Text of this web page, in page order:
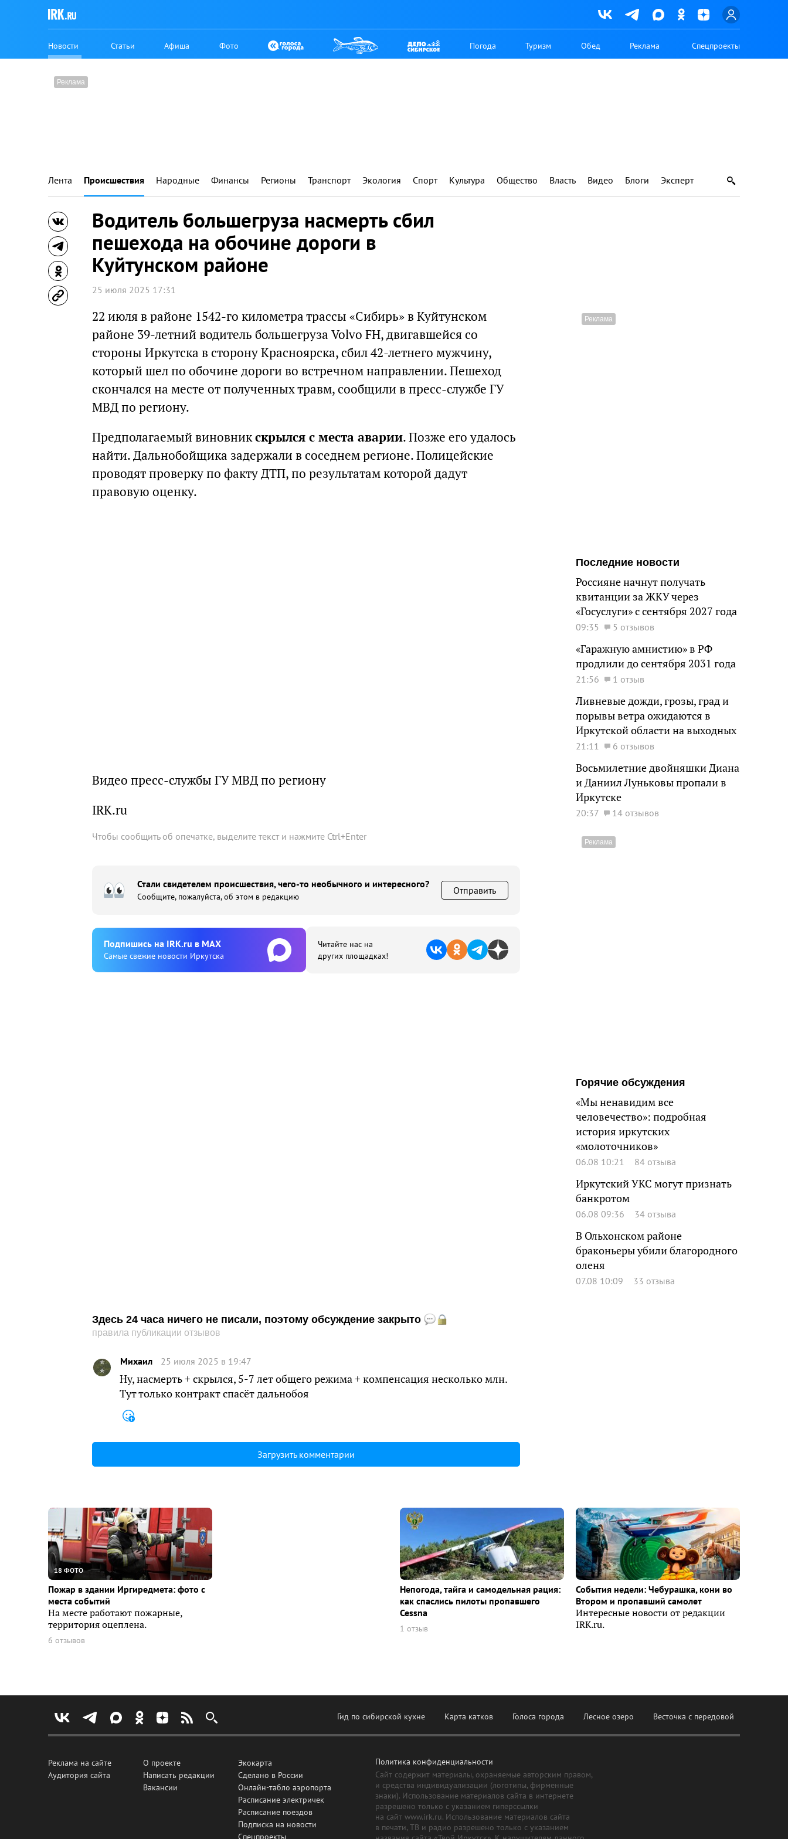
Новости Статьи Афиша Фото Погода Туризм Обед Реклама Спецпроекты
Лента Происшествия Народные Финансы Регионы Транспорт Экология Спорт Культура Общество Власть Видео Блоги Эксперт
Водитель большегруза насмерть сбил
пешехода на обочине дороги в
Куйтунском районе
25 июля 2025 17:31
22 июля в районе 1542-го километра трассы «Сибирь» в Куйтунском
районе 39-летний водитель большегруза Volvo FH, двигавшейся со
стороны Иркутска в сторону Красноярска, сбил 42-летнего мужчину,
который шел по обочине дороги во встречном направлении. Пешеход
скончался на месте от полученных травм, сообщили в пресс-службе ГУ
МВД по региону.
Предполагаемый виновникскрылся с места аварии. Позже его удалось
найти. Дальнобойщика задержали в соседнем регионе. Полицейские
проводят проверку по факту ДТП, по результатам которой дадут
правовую оценку.
Видео пресс-службы ГУ МВД по региону
IRK.ru
Чтобы сообщить об опечатке, выделите текст и нажмите Ctrl+Enter
Стали свидетелем происшествия, чего-то необычного и интересного?
Сообщите, пожалуйста, об этом в редакцию
Отправить
Подпишиcь на IRK.ru в MAX
Cамые свежие новости Иркутска
Читайте нас на
других площадках!
Здесь 24 часа ничего не писали, поэтому обсуждение закрыто
правила публикации отзывов
Михаил 25 июля 2025 в 19:47
Ну, насмерть + скрылся, 5-7 лет общего режима + компенсация несколько млн.
Тут только контракт спасёт дальнобоя
Загрузить комментарии
Последние новости
Россияне начнут получать
квитанции за ЖКУ через
«Госуслуги» с сентября 2027 года
09:35 5 отзывов
«Гаражную амнистию» в РФ
продлили до сентября 2031 года
21:56 1 отзыв
Ливневые дожди, грозы, град и
порывы ветра ожидаются в
Иркутской области на выходных
21:11 6 отзывов
Восьмилетние двойняшки Диана
и Даниил Луньковы пропали в
Иркутске
20:37 14 отзывов
Горячие обсуждения
«Мы ненавидим все
человечество»: подробная
история иркутских
«молоточников»
06.08 10:21 84 отзыва
Иркутский УКС могут признать
банкротом
06.08 09:36 34 отзыва
В Ольхонском районе
браконьеры убили благородного
оленя
07.08 10:09 33 отзыва
18 ФОТО
Пожар в здании Иргиредмета: фото с
места событий
На месте работают пожарные,
территория оцеплена.
6 отзывов
Непогода, тайга и самодельная рация:
как спаслись пилоты пропавшего
Cessna
1 отзыв
События недели: Чебурашка, кони во
Втором и пропавший самолет
Интересные новости от редакции
IRK.ru.
Гид по сибирской кухне Карта катков Голоса города Лесное озеро Весточка с передовой
Реклама на сайте
Аудитория сайта
О проекте
Написать редакции
Вакансии
Экокарта
Сделано в России
Онлайн-табло аэропорта
Расписание электричек
Расписание поездов
Подписка на новости
Спецпроекты
Политика конфиденциальности
Сайт содержит материалы, охраняемые авторским правом,
и средства индивидуализации (логотипы, фирменные
знаки). Использование материалов сайта в интернете
разрешено только с указанием гиперссылки
на сайт www.irk.ru. Использование материалов сайта
в печати, ТВ и радио разрешено только с указанием